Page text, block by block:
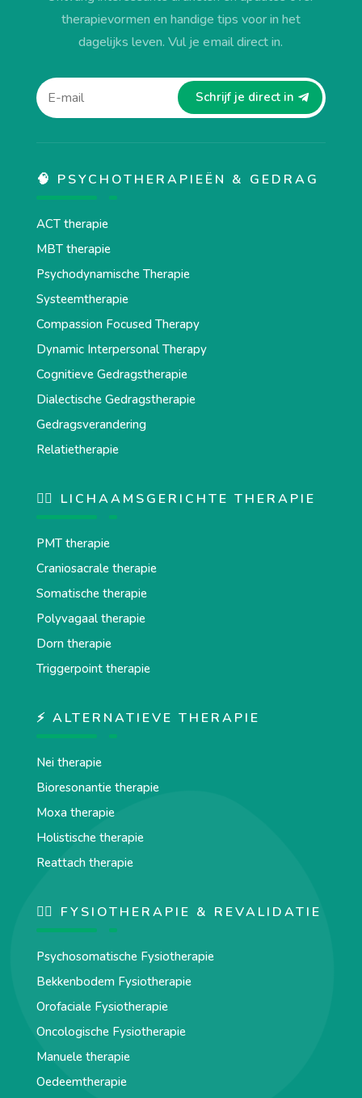
therapievormen en handige tips voor in het
dagelijks leven. Vul je email direct in.
Schrijf je direct in
🧠 PSYCHOTHERAPIEËN & GEDRAG
ACT therapie
MBT therapie
Psychodynamische Therapie
Systeemtherapie
Compassion Focused Therapy
Dynamic Interpersonal Therapy
Cognitieve Gedragstherapie
Dialectische Gedragstherapie
Gedragsverandering
Relatietherapie
💆‍♂️ LICHAAMSGERICHTE THERAPIE
PMT therapie
Craniosacrale therapie
Somatische therapie
Polyvagaal therapie
Dorn therapie
Triggerpoint therapie
⚡ ALTERNATIEVE THERAPIE
Nei therapie
Bioresonantie therapie
Moxa therapie
Holistische therapie
Reattach therapie
🏋️‍♀️ FYSIOTHERAPIE & REVALIDATIE
Psychosomatische Fysiotherapie
Bekkenbodem Fysiotherapie
Orofaciale Fysiotherapie
Oncologische Fysiotherapie
Manuele therapie
Oedeemtherapie